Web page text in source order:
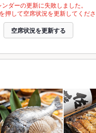
ンダーの更新に失敗しました。
押して空席状況を更新してくださ
空席状況を更新する